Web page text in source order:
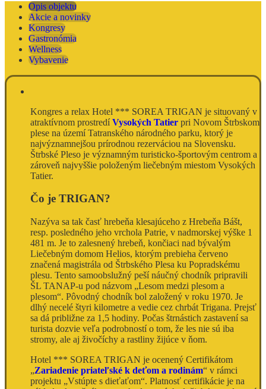
Opis objektu
Akcie a novinky
Kongresy
Gastronómia
Wellness
Vybavenie
Kongres a relax Hotel *** SOREA TRIGAN je situovaný v
atraktívnom prostredíVysokých Tatier pri Novom Štrbskom
plese na území Tatranského národného parku, ktorý je
najvýznamnejšou prírodnou rezerváciou na Slovensku.
Štrbské Pleso je významným turisticko-športovým centrom a
zároveň najvyššie položeným liečebným miestom Vysokých
Tatier.
Čo je TRIGAN?
Nazýva sa tak časť hrebeňa klesajúceho z Hrebeňa Bášt,
resp. posledného jeho vrchola Patrie, v nadmorskej výške 1
481 m. Je to zalesnený hrebeň, končiaci nad bývalým
Liečebným domom Helios, ktorým prebieha červeno
značená magistrála od Štrbského Plesa ku Popradskému
plesu. Tento samoobslužný peší náučný chodník pripravili
ŠL TANAP-u pod názvom „Lesom medzi plesom a
plesom“. Pôvodný chodník bol založený v roku 1970. Je
dlhý necelé štyri kilometre a vedie cez chrbát Trigana. Prejsť
sa dá približne za 1,5 hodiny. Počas štrnástich zastavení sa
turista dozvie veľa podrobností o tom, že les nie sú iba
stromy, ale aj živočíchy a rastliny žijúce v ňom.
Hotel *** SOREA TRIGAN je ocenený Certifikátom
„Zariadenie priateľské k deťom a rodinám“ v rámci
projektu „Vstúpte s dieťaťom“. Platnosť certifikácie je na